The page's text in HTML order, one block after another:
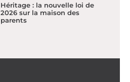
Héritage : la nouvelle loi de
2026 sur la maison des
parents